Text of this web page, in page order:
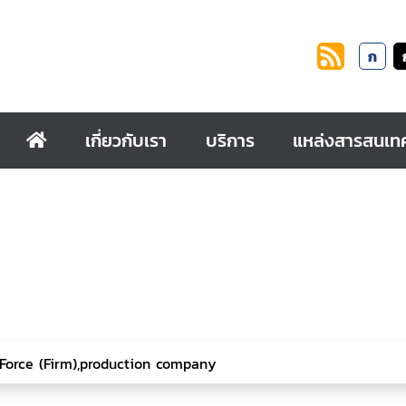
ก
เกี่ยวกับเรา บริการ แหล่งสารสนเ